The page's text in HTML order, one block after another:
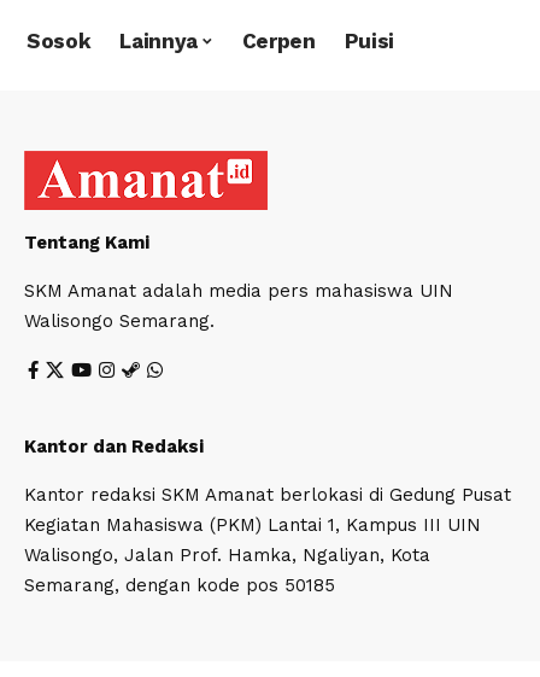
Sosok Lainnya Cerpen Puisi
Tentang Kami
SKM Amanat adalah media pers mahasiswa UIN
Walisongo Semarang.
Kantor dan Redaksi
Kantor redaksi SKM Amanat berlokasi di Gedung Pusat
Kegiatan Mahasiswa (PKM) Lantai 1, Kampus III UIN
Walisongo, Jalan Prof. Hamka, Ngaliyan, Kota
Semarang, dengan kode pos 50185